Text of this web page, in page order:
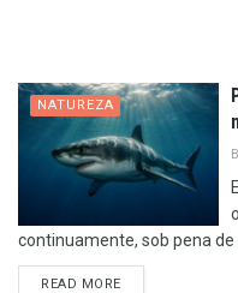
NATUREZA
continuamente, sob pena de
READ MOREDETAILS